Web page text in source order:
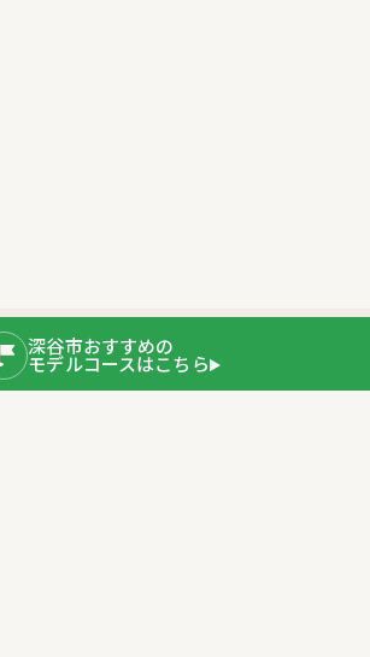
深谷市おすすめの
モデルコースはこちら